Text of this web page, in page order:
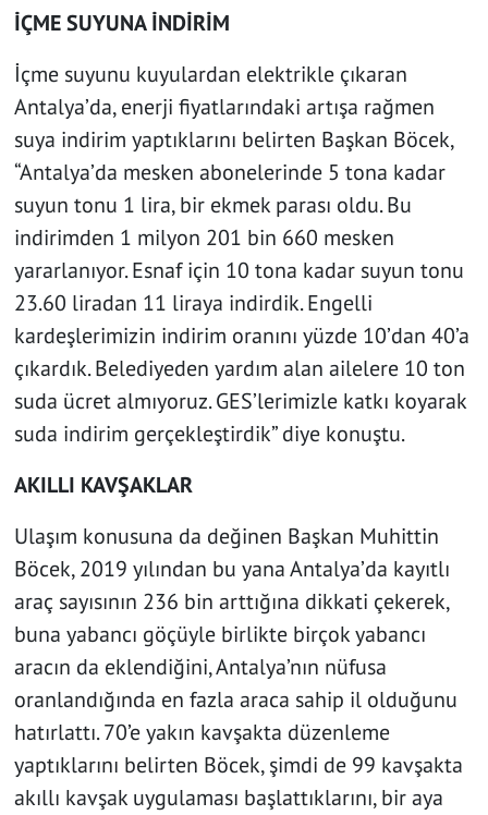
İÇME SUYUNA İNDİRİM
İçme suyunu kuyulardan elektrikle çıkaran
Antalya’da, enerji fiyatlarındaki artışa rağmen
suya indirim yaptıklarını belirten Başkan Böcek,
“Antalya’da mesken abonelerinde 5 tona kadar
suyun tonu 1 lira, bir ekmek parası oldu. Bu
indirimden 1 milyon 201 bin 660 mesken
yararlanıyor. Esnaf için 10 tona kadar suyun tonu
23.60 liradan 11 liraya indirdik. Engelli
kardeşlerimizin indirim oranını yüzde 10’dan 40’a
çıkardık. Belediyeden yardım alan ailelere 10 ton
suda ücret almıyoruz. GES’lerimizle katkı koyarak
suda indirim gerçekleştirdik” diye konuştu.
AKILLI KAVŞAKLAR
Ulaşım konusuna da değinen Başkan Muhittin
Böcek, 2019 yılından bu yana Antalya’da kayıtlı
araç sayısının 236 bin arttığına dikkati çekerek,
buna yabancı göçüyle birlikte birçok yabancı
aracın da eklendiğini, Antalya’nın nüfusa
oranlandığında en fazla araca sahip il olduğunu
hatırlattı. 70’e yakın kavşakta düzenleme
yaptıklarını belirten Böcek, şimdi de 99 kavşakta
akıllı kavşak uygulaması başlattıklarını, bir aya